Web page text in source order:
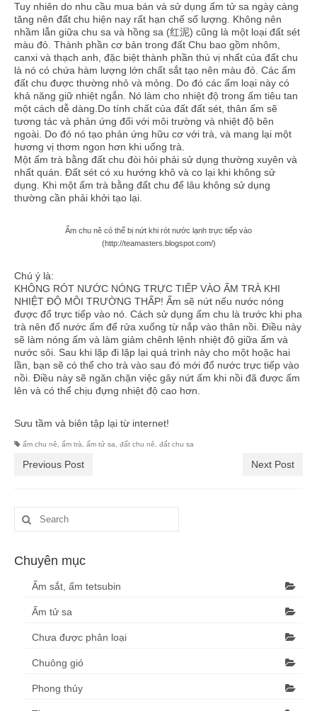
Ấm tử sa
Chén trà
Phụ kiện trà
Túi xách, tráp, lọ đựng trà, khay trà
Xúc trà, gạt trà, trưng trà
Khăn, lót, lọc trà
Phong thủy
Chuông gió
Trầm hương – Trầm cụ
Trầu, tẩu thuốc
Than tre
Blog
Văn hóa trà, trà đạo, trà cụ
Thư viện
Giới thiệu
Tuy nhiên do nhu cầu mua bán và sử dụng ấm tử sa ngày càng
tăng nên đất chu hiện nay rất hạn chế số lượng. Không nên
nhầm lẫn giữa chu sa và hồng sa (红泥) cũng là một loại đất sét
màu đỏ. Thành phần cơ bản trong đất Chu bao gồm nhôm,
canxi và thạch anh, đặc biệt thành phần thú vị nhất của đất chu
là nó có chứa hàm lượng lớn chất sắt tạo nên màu đỏ. Các ấm
đất chu được thường nhỏ và mỏng. Do đó các ấm loại này có
khả năng giữ nhiệt ngắn. Nó làm cho nhiệt độ trong ấm tiêu tan
một cách dễ dàng.Do tính chất của đất đất sét, thân ấm sẽ
tương tác và phản ứng đối với môi trường và nhiệt độ bên
ngoài. Do đó nó tạo phản ứng hữu cơ với trà, và mang lại một
hương vị thơm ngon hơn khi uống trà.
Một ấm trà bằng đất chu đòi hỏi phải sử dụng thường xuyên và
nhất quán. Đất sét có xu hướng khô và co lại khi không sử
dụng. Khi một ấm trà bằng đất chu để lâu không sử dụng
thường cần phải khởi tạo lại.
Ấm chu nê có thể bị nứt khi rót nước lạnh trực tiếp vào
(http://teamasters.blogspot.com/)
Chú ý là:
KHÔNG RÓT NƯỚC NÓNG TRỰC TIẾP VÀO ẤM TRÀ KHI
NHIỆT ĐỘ MÔI TRƯỜNG THẤP! Ấm sẽ nứt nếu nước nóng
được đổ trực tiếp vào nó. Cách sử dụng ấm chu là trước khi pha
trà nên đổ nước ấm để rửa xuống từ nắp vào thân nồi. Điều này
sẽ làm nóng ấm và làm giảm chênh lệnh nhiệt độ giữa ấm và
nước sôi. Sau khi lặp đi lặp lại quá trình này cho một hoặc hai
lần, bạn sẽ có thể cho trà vào sau đó mới đổ nước trực tiếp vào
nồi. Điều này sẽ ngăn chặn việc gây nứt ấm khi nồi đã được ấm
lên và có thể chịu đựng nhiệt độ cao hơn.
Sưu tầm và biên tập lại từ internet!
ấm chu nê, ấm trà, ấm tử sa, đất chu nê, đất chu sa
Previous Post Next Post
Chuyên mục
Ấm sắt, ấm tetsubin
Ấm tử sa
Chưa được phân loại
Chuông gió
Phong thủy